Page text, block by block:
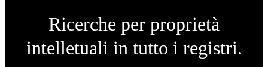
Ricerche per proprietà
intelletuali in tutto i registri.